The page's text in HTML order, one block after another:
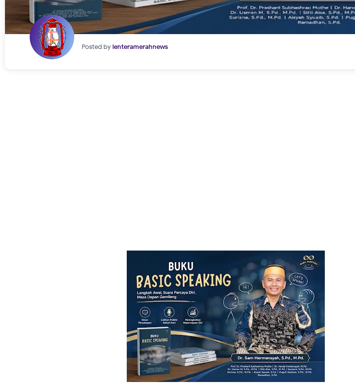
Posted bylenteramerahnews